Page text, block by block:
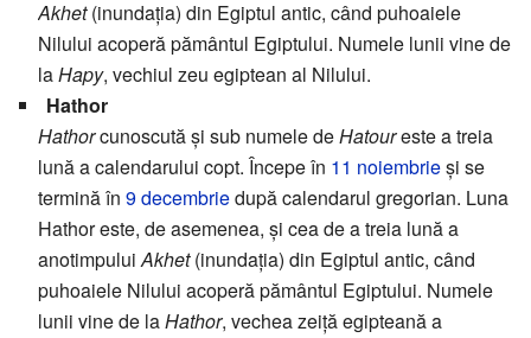
Akhet(inundația) din Egiptul antic, când puhoaiele
Nilului acoperă pământul Egiptului. Numele lunii vine de
laHapy, vechiul zeu egiptean al Nilului.
Hathor
Hathorcunoscută și sub numele deHatoureste a treia
lună a calendarului copt. Începe în 11 noiembrieși se
termină în 9 decembriedupă calendarul gregorian. Luna
Hathor este, de asemenea, și cea de a treia lună a
anotimpuluiAkhet(inundația) din Egiptul antic, când
puhoaiele Nilului acoperă pământul Egiptului. Numele
lunii vine de laHathor, vechea zeiță egipteană a